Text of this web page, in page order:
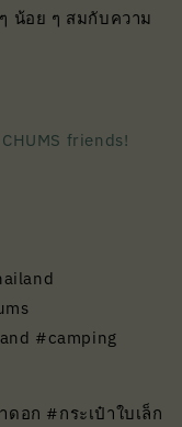
น้อย ๆ สมกับความ
friends!
#camping
อก #กระเป๋าใบเล็ก